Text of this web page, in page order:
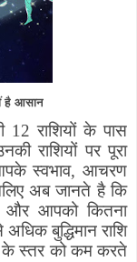
है आसान
राशियों के पास
राशियों पर पूरा
स्वभाव,आचरण
अब जानते है कि
और आपको कितना
बुद्धिमान राशि
के स्तर को कम करते